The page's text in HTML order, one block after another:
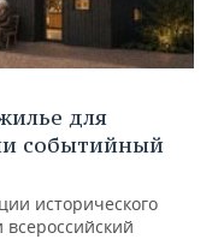
для
событийный
исторического
всероссийский